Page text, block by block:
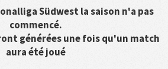
Südwest la saison n'a pas
commencé.
générées une fois qu'un match
aura été joué